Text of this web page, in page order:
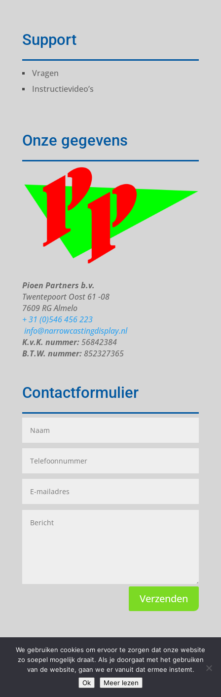
Support
Vragen
Instructievideo’s
Onze gegevens
Pioen Partners b.v.
Twentepoort Oost 61 -08
7609 RG Almelo
+ 31 (0)546 456 223
info@narrowcastingdisplay.nl
K.v.K. nummer:56842384
B.T.W. nummer:852327365
Contactformulier
Verzenden
Cookies Voorwaarden
Over ons
Contact
Privacyverklaring AVG / GDPR
We gebruiken cookies om ervoor te zorgen dat onze website
zo soepel mogelijk draait. Als je doorgaat met het gebruiken
van de website, gaan we er vanuit dat ermee instemt.
Ok
Meer lezen